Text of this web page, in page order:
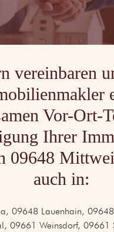
vereinbaren
Vor-Ort-
Ihrer
09648
auch in:
09648 Lauenhain,
09661 Weinsdorf, 09661